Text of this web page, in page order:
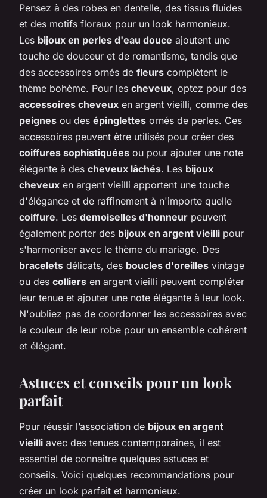
Pensez à des robes en dentelle, des tissus fluides
et des motifs floraux pour un look harmonieux.
Les bijoux en perles d'eau douce ajoutent une
touche de douceur et de romantisme, tandis que
des accessoires ornés de fleurs complètent le
thème bohème. Pour les cheveux, optez pour des
accessoires cheveux en argent vieilli, comme des
peignes ou des épinglettes ornés de perles. Ces
accessoires peuvent être utilisés pour créer des
coiffures sophistiquées ou pour ajouter une note
élégante à des cheveux lâchés. Les bijoux
cheveux en argent vieilli apportent une touche
d'élégance et de raffinement à n'importe quelle
coiffure. Les demoiselles d'honneur peuvent
également porter des bijoux en argent vieilli pour
s'harmoniser avec le thème du mariage. Des
bracelets délicats, des boucles d'oreilles vintage
ou des colliers en argent vieilli peuvent compléter
leur tenue et ajouter une note élégante à leur look.
N'oubliez pas de coordonner les accessoires avec
la couleur de leur robe pour un ensemble cohérent
et élégant.
Astuces et conseils pour un look
parfait
Pour réussir l’association de bijoux en argent
vieilli avec des tenues contemporaines, il est
essentiel de connaître quelques astuces et
conseils. Voici quelques recommandations pour
créer un look parfait et harmonieux.